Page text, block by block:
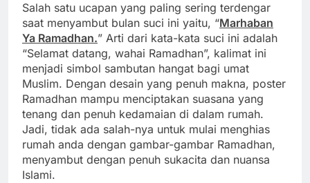
Salah satu ucapan yang paling sering terdengar
saat menyambut bulan suci ini yaitu, “Marhaban
Ya Ramadhan.” Arti dari kata-kata suci ini adalah
“Selamat datang, wahai Ramadhan”, kalimat ini
menjadi simbol sambutan hangat bagi umat
Muslim. Dengan desain yang penuh makna, poster
Ramadhan mampu menciptakan suasana yang
tenang dan penuh kedamaian di dalam rumah.
Jadi, tidak ada salah-nya untuk mulai menghias
rumah anda dengan gambar-gambar Ramadhan,
menyambut dengan penuh sukacita dan nuansa
Islami.